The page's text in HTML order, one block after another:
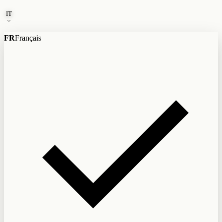
Vai al contenuto
IT
FRFrançais